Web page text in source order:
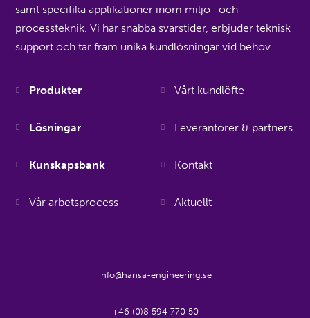
samt specifika applikationer inom miljö- och
processteknik. Vi har snabba svarstider, erbjuder teknisk
support och tar fram unika kundlösningar vid behov.
Produkter
Lösningar
Kunskapsbank
Vår arbetsprocess
Vårt kundlöfte
Leverantörer & partners
Kontakt
Aktuellt
info@hansa-engineering.se
+46 (0)8 594 770 50